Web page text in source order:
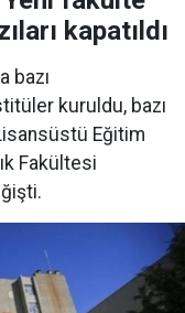
kapatıldı
bazı
kuruldu, bazı
Eğitim
Fakültesi